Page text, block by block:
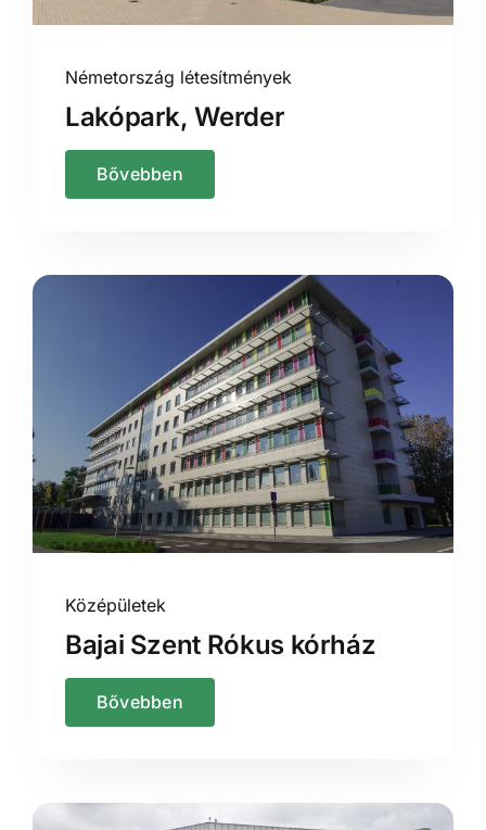
Németország létesítmények
Lakópark, Werder
Bővebben
Középületek
Bajai Szent Rókus kórház
Bővebben